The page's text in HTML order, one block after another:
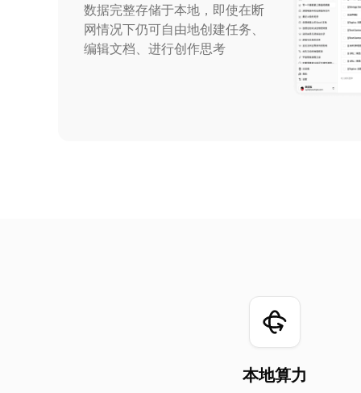
数据完整存储于本地，即使在断
网情况下仍可自由地创建任务、
编辑文档、进行创作思考
本地算力